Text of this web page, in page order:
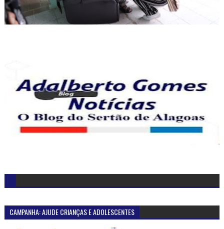
CAMPANHA: AJUDE CRIANÇAS E ADOLESCENTES